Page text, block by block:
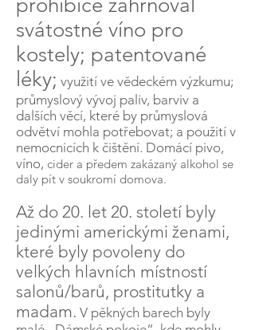
prohibice zahrnoval
svátostné víno pro
kostely; patentované
léky; využití ve vědeckém výzkumu;
průmyslový vývoj paliv, barviv a
dalších věcí, které by průmyslová
odvětví mohla potřebovat; a použití v
nemocnicích k čištění. Domácí pivo,
víno, cider a předem zakázaný alkohol se
daly pít v soukromí domova.
Až do 20. let 20. století byly
jedinými americkými ženami,
které byly povoleny do
velkých hlavních místností
salonů/barů, prostitutky a
madam. V pěkných barech byly